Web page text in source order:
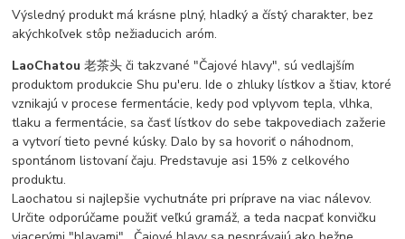
Výsledný produkt má krásne plný, hladký a čístý charakter, bez
akýchkoľvek stôp nežiaducich aróm.
LaoChatou老茶头 či takzvané "Čajové hlavy", sú vedlajším
produktom produkcie Shu pu'eru. Ide o zhluky lístkov a štiav, ktoré
vznikajú v procese fermentácie, kedy pod vplyvom tepla, vlhka,
tlaku a fermentácie, sa časť lístkov do sebe takpovediach zažerie
a vytvorí tieto pevné kúsky. Dalo by sa hovoriť o náhodnom,
spontánom listovaní čaju. Predstavuje asi 15% z celkového
produktu.
Laochatou si najlepšie vychutnáte pri príprave na viac nálevov.
Určite odporúčame použiť veľkú gramáž, a teda nacpať konvičku